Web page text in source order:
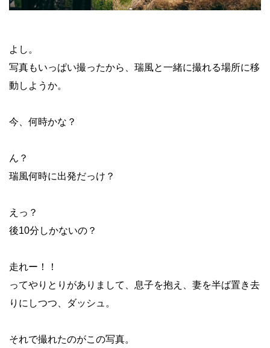
よし。
写真もいっぱい撮ったから、瑞風と一緒に撮れる場所に移
動しようか。
今、何時かな？
ん？
瑞風何時に出発だっけ？
えっ？
後10分しかないの？
走れー！！
ってやりとりがありまして、息子を抱え、妻を半ば置き去
りにしつつ、ダッシュ。
それで撮れたのがこの写真。